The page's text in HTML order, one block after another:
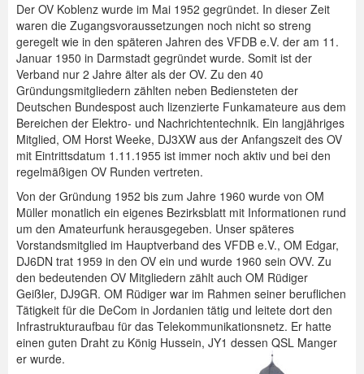
Der OV Koblenz wurde im Mai 1952 gegründet. In dieser Zeit
waren die Zugangsvoraussetzungen noch nicht so streng
geregelt wie in den späteren Jahren des VFDB e.V. der am 11.
Januar 1950 in Darmstadt gegründet wurde. Somit ist der
Verband nur 2 Jahre älter als der OV. Zu den 40
Gründungsmitgliedern zählten neben Bediensteten der
Deutschen Bundespost auch lizenzierte Funkamateure aus dem
Bereichen der Elektro- und Nachrichtentechnik. Ein langjähriges
Mitglied, OM Horst Weeke, DJ3XW aus der Anfangszeit des OV
mit Eintrittsdatum 1.11.1955 ist immer noch aktiv und bei den
regelmäßigen OV Runden vertreten.
Von der Gründung 1952 bis zum Jahre 1960 wurde von OM
Müller monatlich ein eigenes Bezirksblatt mit Informationen rund
um den Amateurfunk herausgegeben. Unser späteres
Vorstandsmitglied im Hauptverband des VFDB e.V., OM Edgar,
DJ6DN trat 1959 in den OV ein und wurde 1960 sein OVV. Zu
den bedeutenden OV Mitgliedern zählt auch OM Rüdiger
Geißler, DJ9GR. OM Rüdiger war im Rahmen seiner beruflichen
Tätigkeit für die DeCom in Jordanien tätig und leitete dort den
Infrastrukturaufbau für das Telekommunikationsnetz. Er hatte
einen guten Draht zu König Hussein, JY1 dessen QSL Manger
er wurde.